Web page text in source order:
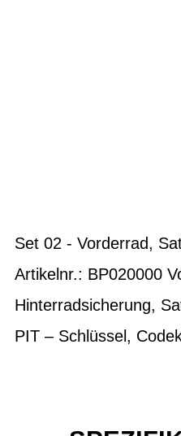
Set 02 - Vorderrad,
Artikelnr.: BP020000
Hinterradsicherung,
PIT – Schlüssel,